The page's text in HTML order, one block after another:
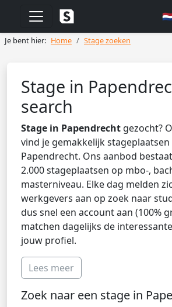
Je bent hier: Home Stage zoeken
Stage in
search
Stage in Papendrecht gezocht?
vind je gemakkelijk
Papendrecht. Ons aanbod
2.000 stageplaatsen op mbo-,
masterniveau. Elke dag melden
werkgevers aan op zoek naar
dus snel een account aan (100%
matchen dagelijks de
jouw profiel.
Lees meer
Zoek naar een stage in